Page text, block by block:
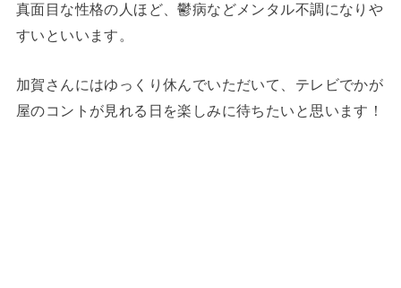
真面目な性格の人ほど、鬱病などメンタル不調になりや
すいといいます。
加賀さんにはゆっくり休んでいただいて、テレビでかが
屋のコントが見れる日を楽しみに待ちたいと思います！